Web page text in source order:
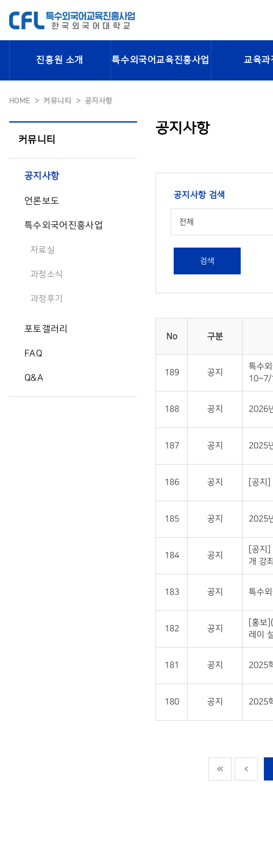
진흥원 소개 특수외국어교육진흥사업 교육과
HOME 커뮤니티 공지사항
커뮤니티
공지사항
언론보도
특수외국어진흥사업
자료실
과정소식
과정후기
포토갤러리
FAQ
Q&A
공지사항
공지사항 검색
전체
검색
No 구분
189 공지
특수
10~7/
188 공지 2026
187 공지 2025
186 공지 [공지]
185 공지 2025
184 공지
[공지]
개 강
183 공지 특수
182 공지
[홍보
레이
181 공지 2025
180 공지 2025